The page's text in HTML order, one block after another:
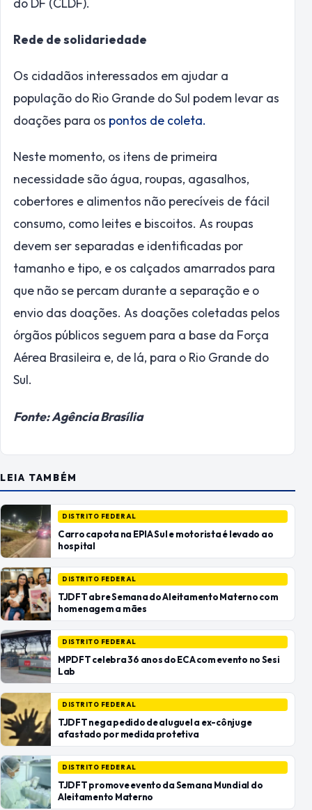
Rede de solidariedade
Os cidadãos interessados em ajudar a
população do Rio Grande do Sul podem levar as
doações para os pontos de coleta.
Neste momento, os itens de primeira
necessidade são água, roupas, agasalhos,
cobertores e alimentos não perecíveis de fácil
consumo, como leites e biscoitos. As roupas
devem ser separadas e identificadas por
tamanho e tipo, e os calçados amarrados para
que não se percam durante a separação e o
envio das doações. As doações coletadas pelos
órgãos públicos seguem para a base da Força
Aérea Brasileira e, de lá, para o Rio Grande do
Sul.
Fonte: Agência Brasília
LEIA TAMBÉM
DISTRITO FEDERAL
Carro capota na EPIA Sul e motorista é levado ao
hospital
DISTRITO FEDERAL
TJDFT abre Semana do Aleitamento Materno com
homenagem a mães
DISTRITO FEDERAL
MPDFT celebra 36 anos do ECA com evento no Sesi
Lab
DISTRITO FEDERAL
TJDFT nega pedido de aluguel a ex-cônjuge
afastado por medida protetiva
DISTRITO FEDERAL
TJDFT promove evento da Semana Mundial do
Aleitamento Materno